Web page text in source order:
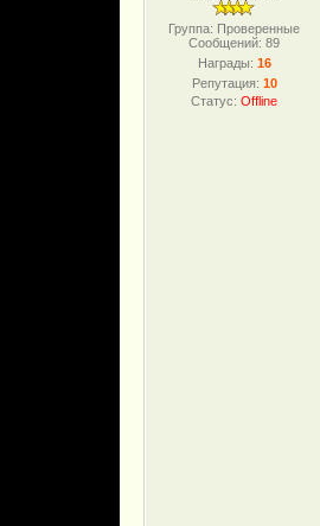
Группа: Проверенные
Сообщений:89
Награды: 16
Репутация: 10
Статус:Offline